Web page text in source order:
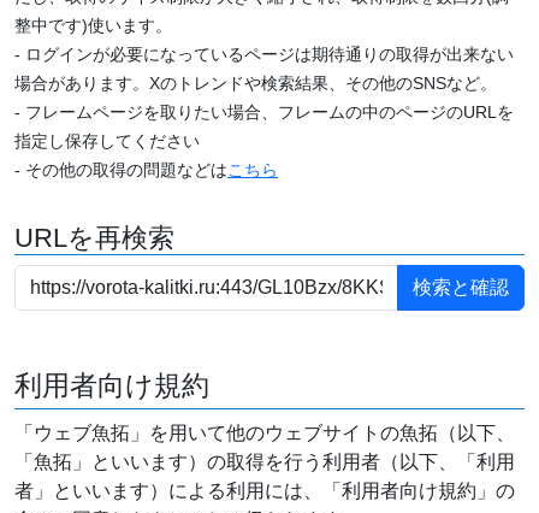
整中です)使います。
- ログインが必要になっているページは期待通りの取得が出来ない
場合があります。Xのトレンドや検索結果、その他のSNSなど。
- フレームページを取りたい場合、フレームの中のページのURLを
指定し保存してください
- その他の取得の問題などはこちら
URLを再検索
利用者向け規約
「ウェブ魚拓」を用いて他のウェブサイトの魚拓（以下、
「魚拓」といいます）の取得を行う利用者（以下、「利用
者」といいます）による利用には、「利用者向け規約」の